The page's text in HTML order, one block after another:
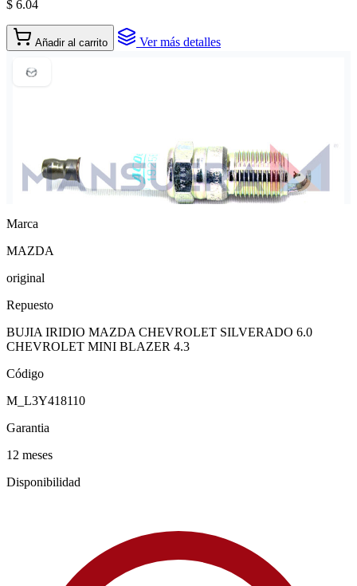
$ 6.04
Añadir al carrito Ver más detalles
Marca
MAZDA
original
Repuesto
BUJIA IRIDIO MAZDA CHEVROLET SILVERADO 6.0
CHEVROLET MINI BLAZER 4.3
Código
M_L3Y418110
Garantia
12 meses
Disponibilidad